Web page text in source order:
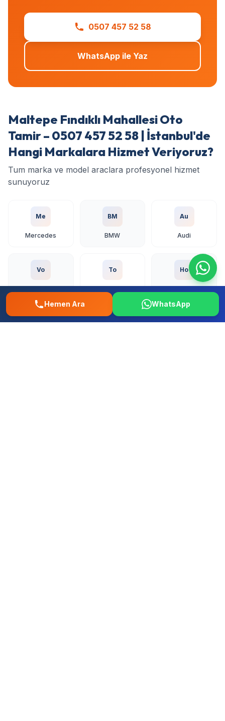
0507 457 52 58
WhatsApp ile Yaz
Maltepe Fındıklı Mahallesi Oto
Tamir – 0507 457 52 58 | İstanbul'de
Hangi Markalara Hizmet Veriyoruz?
Tum marka ve model araclara profesyonel hizmet
sunuyoruz
Me
Mercedes
BM
BMW
Au
Audi
Vo To Ho
Fo Re Fi
Hemen Ara WhatsApp